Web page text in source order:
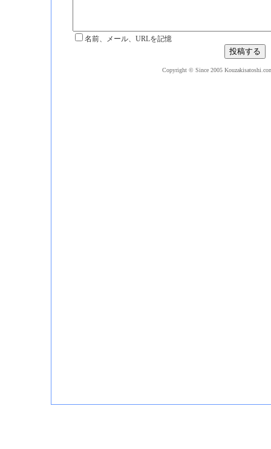
名前、メール、URLを記憶
Copyright © Since 2005